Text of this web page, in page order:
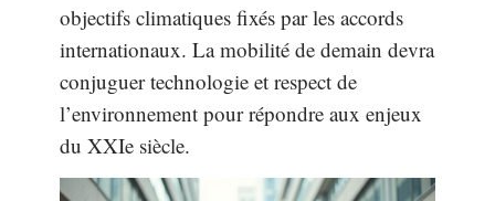
objectifs climatiques fixés par les accords
internationaux. La mobilité de demain devra
conjuguer technologie et respect de
l’environnement pour répondre aux enjeux
du XXIe siècle.